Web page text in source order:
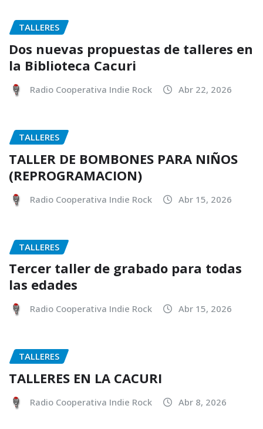
TALLERES
Dos nuevas propuestas de talleres en
la Biblioteca Cacuri
Radio Cooperativa Indie Rock Abr 22, 2026
TALLERES
TALLER DE BOMBONES PARA NIÑOS
(REPROGRAMACION)
Radio Cooperativa Indie Rock Abr 15, 2026
TALLERES
Tercer taller de grabado para todas
las edades
Radio Cooperativa Indie Rock Abr 15, 2026
TALLERES
TALLERES EN LA CACURI
Radio Cooperativa Indie Rock Abr 8, 2026